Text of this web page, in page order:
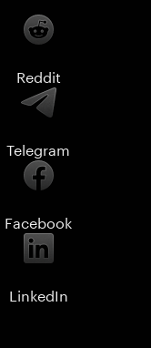
Reddit
Telegram
Facebook
LinkedIn